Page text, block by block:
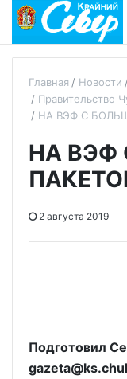
Главная Новости
Правительство
НА ВЭФ С
НА ВЭФ
2 августа 2019
Подготовил